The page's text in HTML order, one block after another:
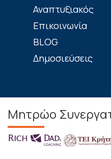
Αναπτυξιακός
Επικοινωνία
BLOG
Δημοσιεύσεις
Μητρώο